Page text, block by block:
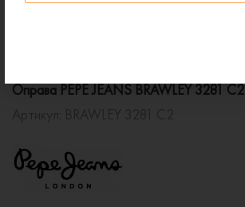
Оправа PEPE JEANS BRAWLEY 3281 C2